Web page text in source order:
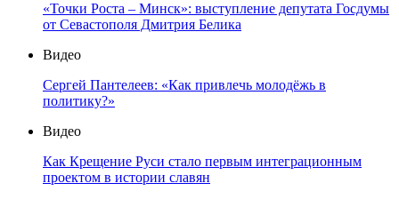
«Точки Роста – Минск»: выступление депутата Госдумы
от Севастополя Дмитрия Белика
Видео
Сергей Пантелеев: «Как привлечь молодёжь в
политику?»
Видео
Как Крещение Руси стало первым интеграционным
проектом в истории славян